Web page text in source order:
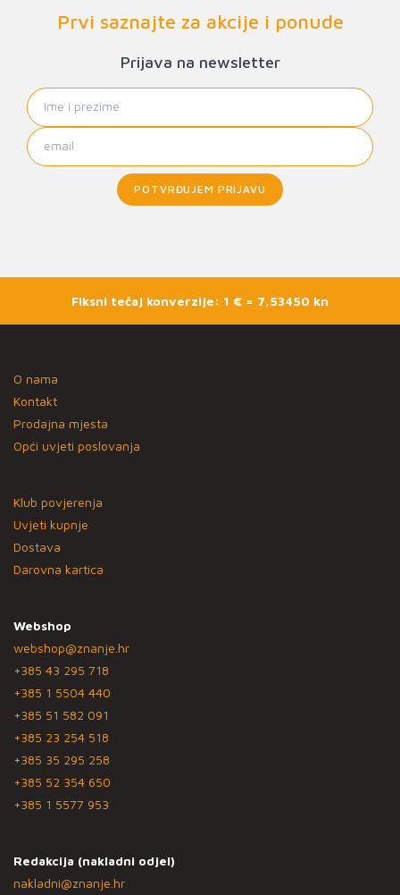
Prvi saznajte za akcije i ponude
Prijava na newsletter
POTVRĐUJEM PRIJAVU
Fiksni tečaj konverzije: 1 € = 7,53450 kn
O nama
Kontakt
Prodajna mjesta
Opći uvjeti poslovanja
Klub povjerenja
Uvjeti kupnje
Dostava
Darovna kartica
Webshop
webshop@znanje.hr
+385 43 295 718
+385 1 5504 440
+385 51 582 091
+385 23 254 518
+385 35 295 258
+385 52 354 650
+385 1 5577 953
Redakcija (nakladni odjel)
nakladni@znanje.hr